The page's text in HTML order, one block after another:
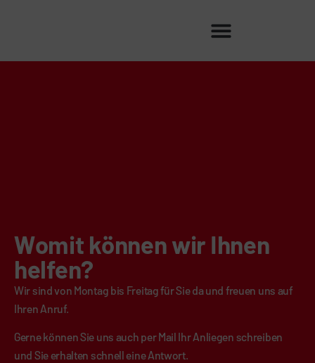
Womit können wir Ihnen
helfen?
Wir sind von Montag bis Freitag für Sie da und freuen uns auf
Ihren Anruf.
Gerne können Sie uns auch per Mail Ihr Anliegen schreiben
und Sie erhalten schnell eine Antwort.